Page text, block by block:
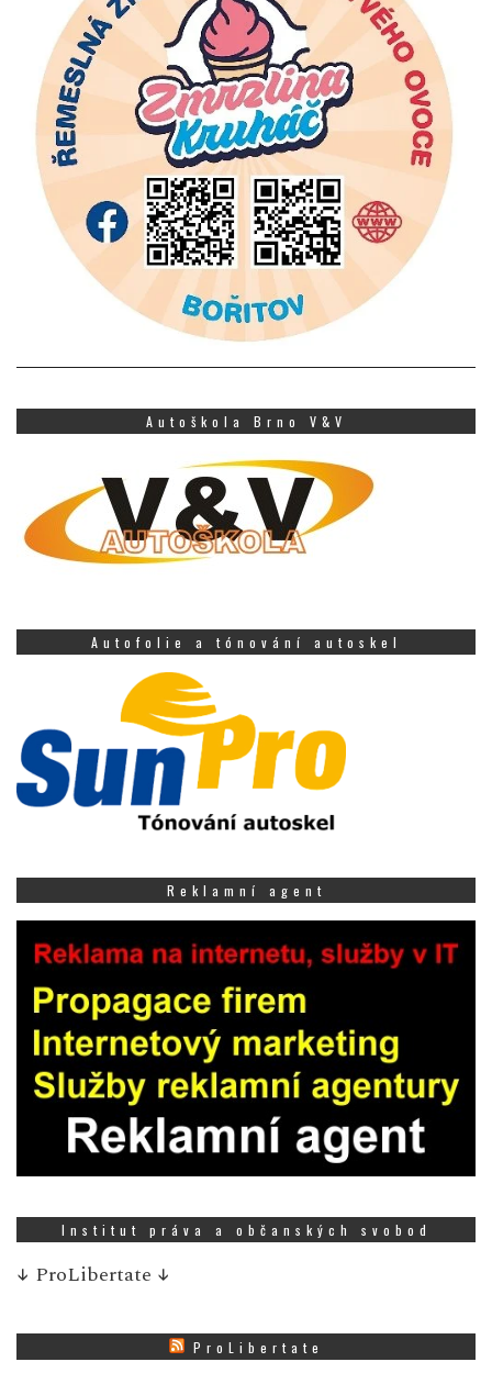
Autoškola Brno V&V
Autofolie a tónování autoskel
Reklamní agent
Institut práva a občanských svobod
↓ ProLibertate ↓
ProLibertate